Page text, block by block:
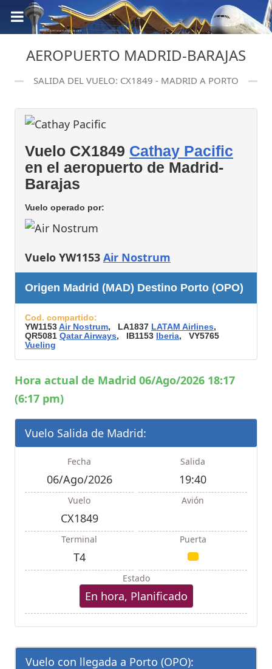
AEROPUERTO MADRID-BARAJAS
SALIDA DEL VUELO: CX1849 - MADRID A PORTO
Vuelo CX1849 Cathay Pacific
en el aeropuerto de Madrid-
Barajas
Vuelo operado por:
Vuelo YW1153 Air Nostrum
Origen Madrid (MAD) Destino Porto (OPO)
Cod. compartido:
YW1153Air Nostrum, LA1837 LATAM Airlines,
QR5081 Qatar Airways, IB1153 Iberia, VY5765
Vueling
Hora actual de Madrid 06/Ago/2026 18:17
(6:17 pm)
Vuelo Salida de Madrid:
Fecha
06/Ago/2026
Salida
19:40
Vuelo
CX1849
Avión
Terminal
T4
Puerta
Estado
En hora, Planificado
Vuelo con llegada a Porto (OPO):